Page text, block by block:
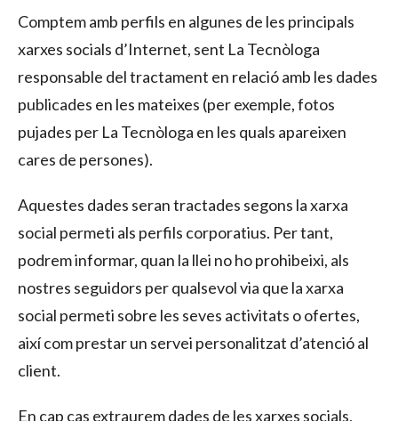
Comptem amb perfils en algunes de les principals
xarxes socials d’Internet, sent La Tecnòloga
responsable del tractament en relació amb les dades
publicades en les mateixes (per exemple, fotos
pujades per La Tecnòloga en les quals apareixen
cares de persones).
Aquestes dades seran tractades segons la xarxa
social permeti als perfils corporatius. Per tant,
podrem informar, quan la llei no ho prohibeixi, als
nostres seguidors per qualsevol via que la xarxa
social permeti sobre les seves activitats o ofertes,
així com prestar un servei personalitzat d’atenció al
client.
En cap cas extraurem dades de les xarxes socials,